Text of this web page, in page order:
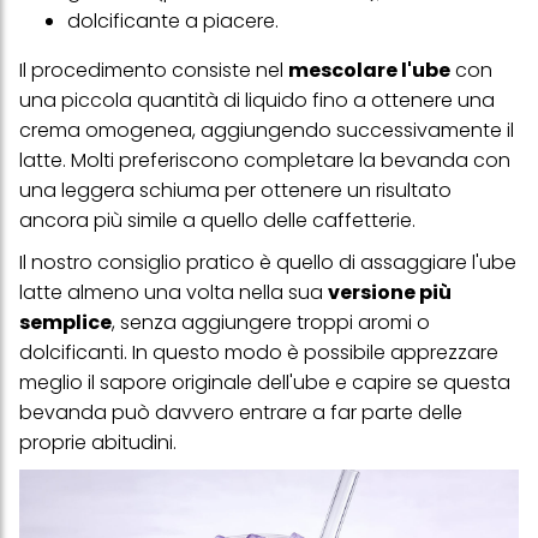
dolcificante a piacere.
Il procedimento consiste nel mescolare l'ubecon
una piccola quantità di liquido fino a ottenere una
crema omogenea, aggiungendo successivamente il
latte. Molti preferiscono completare la bevanda con
una leggera schiuma per ottenere un risultato
ancora più simile a quello delle caffetterie.
Il nostro consiglio pratico è quello di assaggiare l'ube
latte almeno una volta nella sua versione più
semplice, senza aggiungere troppi aromi o
dolcificanti. In questo modo è possibile apprezzare
meglio il sapore originale dell'ube e capire se questa
bevanda può davvero entrare a far parte delle
proprie abitudini.
Puoi trovare maggiori informazioni sul trattamento dei tuoi dati
nella nostra Informativa sulla protezione dei dati collegata nel piè
simili"). Puoi revocare il tuo consenso in qualsiasi momento con
effetto per il futuro disabilitando i cookie sul nostro sito web nella
sezione "Impostazioni cookie" collegata nel piè di pagina. Per
ulteriori informazioni sui cookie utilizzati su questo sito Web, in
particolare sul loro periodo di conservazione, consultare le
informazioni dettagliate su ciascun cookie disponibili facendo
clic su "modifica" di seguito".
trattamento dei tuoi dati / sull'uso dei cookie e consentirli per uno o
più degli scopi sopra menzionati. Cliccando su "Accetta tutto",
acconsenti all'uso dei cookie e al trattamento dei tuoi dati
personali per tutte le finalità sopra indicate. Se fai clic su "Rifiuta",
verranno utilizzati solo i cookie tecnicamente necessari per fornirti
questo sito web.